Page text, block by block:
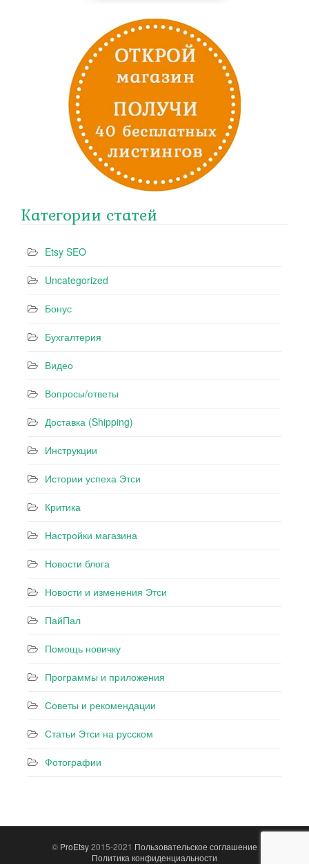
Категории статей
Etsy SEO
Uncategorized
Бонус
Бухгалтерия
Видео
Вопросы/ответы
Доставка (Shipping)
Инструкции
Истории успеха Этси
Критика
Настройки магазина
Новости блога
Новости и изменения Этси
ПайПал
Помощь новичку
Программы и приложения
Советы и рекомендации
Статьи Этси на русском
Фотографии
© ProEtsy2015-2021 Пользовательское соглашение
Политика конфиденциальности